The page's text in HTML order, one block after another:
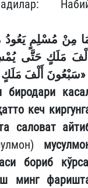
مَلَكٍ حَتَّى
سَبْعُونَ أَلْفَ مَلَكٍ حَتَّى يُصْبِحَ وَكَانَ لَهُ خَرِيفٌ فِى الْجَنَّةِ»
биродари
кеч
саловат
бориб
минг